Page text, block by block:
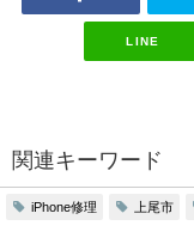
LINE
関連キーワード
iPhone修理 上尾市